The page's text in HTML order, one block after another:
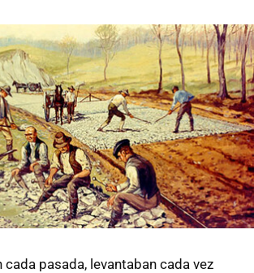
cada pasada, levantaban cada vez